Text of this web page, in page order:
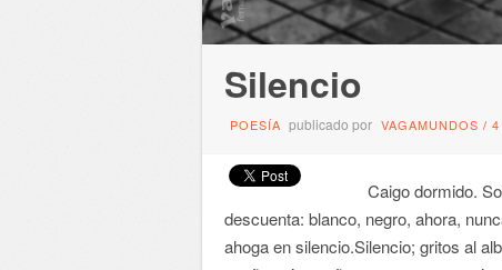
Silencio
POESÍA publicado por VAGAMUNDOS / 4
Caigo dormido.
descuenta: blanco, negro, ahora,
ahoga en silencio.Silencio; gritos al